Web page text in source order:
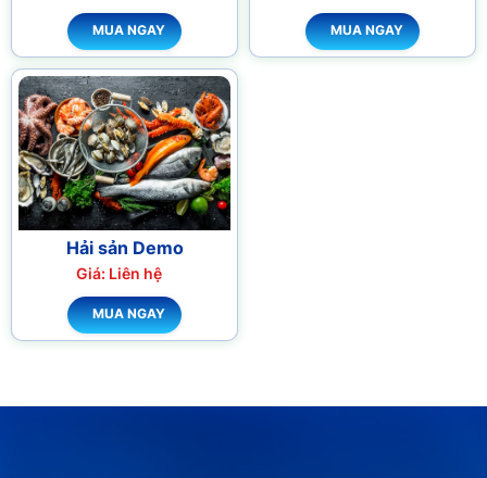
MUA NGAY MUA NGAY
Hải sản Demo
Giá: Liên hệ
MUA NGAY